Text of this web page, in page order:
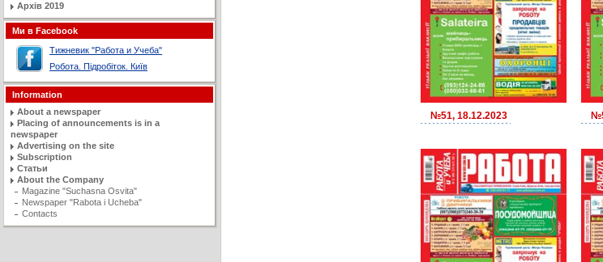
Архів 2019
Ми в Facebook
Тижневик "Работа и Учеба"
Робота. Підробіток. Київ
Information
About a newspaper
Placing of announcements is in a
newspaper
Advertising on the site
Subscription
Статьи
About the Company
Magazine "Suchasna Osvita"
Newspaper "Rabota i Ucheba"
Contacts
№51, 18.12.2023